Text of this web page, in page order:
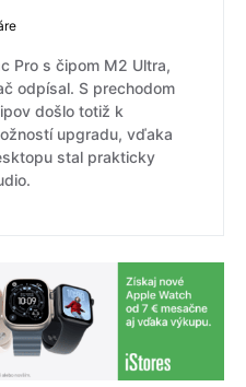
Pro s čipom M2 Ultra,
odpísal. S prechodom
došlo totiž k
upgradu, vďaka
stal prakticky